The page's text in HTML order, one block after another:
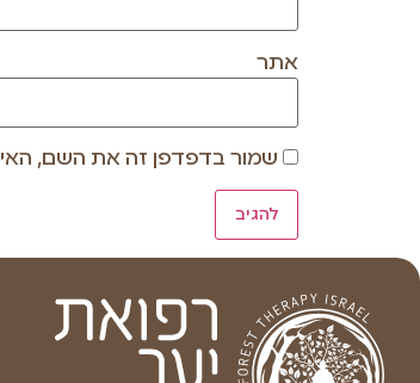
אתר
שמור בדפדפן זה את השם,